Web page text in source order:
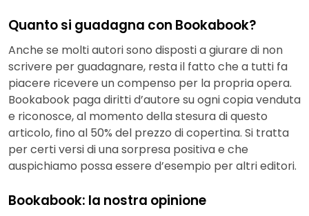
Quanto si guadagna con Bookabook?
Anche se molti autori sono disposti a giurare di non
scrivere per guadagnare, resta il fatto che a tutti fa
piacere ricevere un compenso per la propria opera.
Bookabook paga diritti d’autore su ogni copia venduta
e riconosce, al momento della stesura di questo
articolo, fino al 50% del prezzo di copertina. Si tratta
per certi versi di una sorpresa positiva e che
auspichiamo possa essere d’esempio per altri editori.
Bookabook: la nostra opinione